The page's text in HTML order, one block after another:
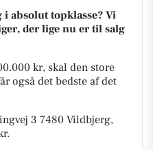
absolut topklasse? Vi
der lige nu er til salg
kr, skal den store
også det bedste af det
3 7480 Vildbjerg,